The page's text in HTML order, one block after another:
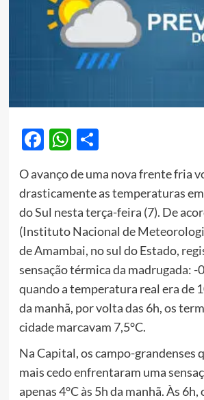
Facebook
WhatsApp
Share
O avanço de uma nova frente fria
drasticamente as temperaturas
do Sul nesta terça-feira (7). De
(Instituto Nacional de
de Amambai, no sul do Estado,
sensação térmica da madrugada: -
quando a temperatura real era de
da manhã, por volta das 6h, os
cidade marcavam 7,5°C.
Na Capital, os campo-grandenses
mais cedo enfrentaram uma
apenas 4°C às 5h da manhã. Às